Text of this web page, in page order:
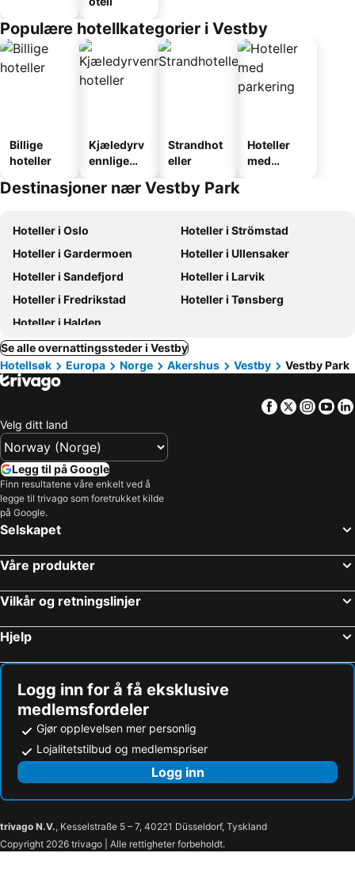
Populære hotellkategorier i Vestby
Billige
hoteller
Kjæledyrv
ennlige
Strandhot
eller
Hoteller
med
Destinasjoner nær Vestby Park
Hoteller i Oslo
Hoteller i Strömstad
Hoteller i Gardermoen
Hoteller i Ullensaker
Hoteller i Sandefjord
Hoteller i Larvik
Hoteller i Fredrikstad
Hoteller i Tønsberg
Hoteller i Halden
Se alle overnattingssteder i Vestby
Hotellsøk
Europa Norge Akershus Vestby Vestby Park
Facebook
Twitter
Velg ditt land
Legg til på Google
Finn resultatene våre enkelt ved å
legge til trivago som foretrukket kilde
på Google.
Selskapet
Våre produkter
Vilkår og retningslinjer
Hjelp
Logg inn for å få eksklusive
medlemsfordeler
Gjør opplevelsen mer personlig
Lojalitetstilbud og medlemspriser
Logg inn
trivago N.V., Kesselstraße 5 – 7, 40221 Düsseldorf, Tyskland
Copyright 2026 trivago | Alle rettigheter forbeholdt.